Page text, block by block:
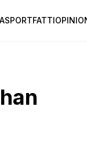
SPORTFATTI